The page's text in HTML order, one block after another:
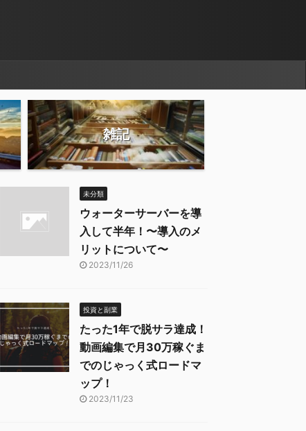
雑記
未分類
ウォーターサーバーを導
入して半年！〜導入のメ
リットについて〜
2023/11/26
投資と副業
たった1年で脱サラ達成！
動画編集で月30万稼ぐま
でのじゃっく式ロードマ
ップ！
2023/11/23